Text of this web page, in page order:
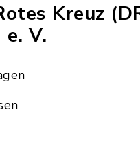
Kreuz
V.